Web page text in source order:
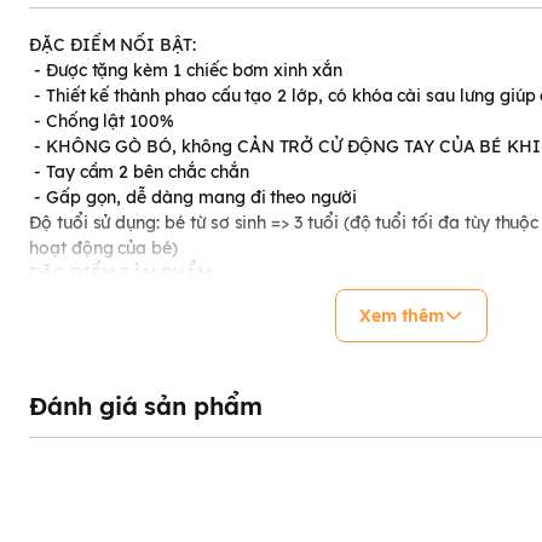
ĐẶC ĐIỂM NỔI BẬT:
- Được tặng kèm 1 chiếc bơm xinh xắn
- Thiết kế thành phao cấu tạo 2 lớp, có khóa cài sau lưng
- Chống lật 100%
- KHÔNG GÒ BÓ, không CẢN TRỞ CỬ ĐỘNG TAY CỦA BÉ
- Tay cầm 2 bên chắc chắn
- Gấp gọn, dễ dàng mang đi theo người
Độ tuổi sử dụng: bé từ sơ sinh => 3 tuổi (độ tuổi tối đa tùy
hoạt động của bé)
Phao bơi đỡ cổ là sản phẩm dành cho bé từ sơ sinh đến 3 tuổi
phẩm với thiết kế chống lật an toàn cho bé, ba mẹ yên tâm.
THÔNG TIN SẢN PHẨM:
- Hãng Sản xuất: Bar Rot
Xem thêm
Đánh giá sản phẩm